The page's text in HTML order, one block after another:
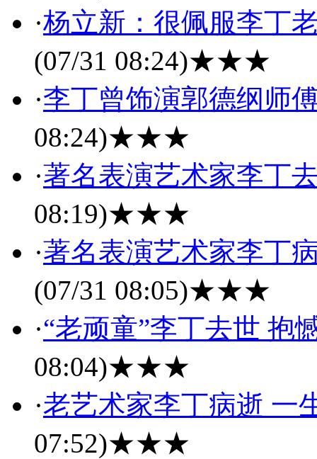
·杨立新：很佩服李丁
(07/31 08:24)★★★
·李丁曾饰演郭德纲师
08:24)★★★
·著名表演艺术家李丁
08:19)★★★
·著名表演艺术家李丁
(07/31 08:05)★★★
·“老顽童”李丁去世 抱
08:04)★★★
·老艺术家李丁病逝 一
07:52)★★★